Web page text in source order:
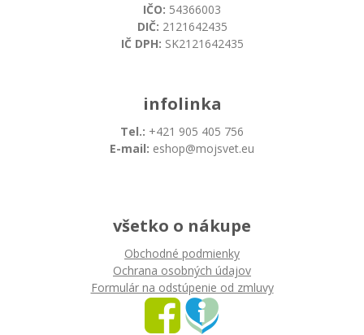
IČO: 54366003
DIČ: 2121642435
IČ DPH: SK2121642435
infolinka
Tel.: +421 905 405 756
E-mail: eshop@mojsvet.eu
všetko o nákupe
Obchodné podmienky
Ochrana osobných údajov
Formulár na odstúpenie od zmluvy